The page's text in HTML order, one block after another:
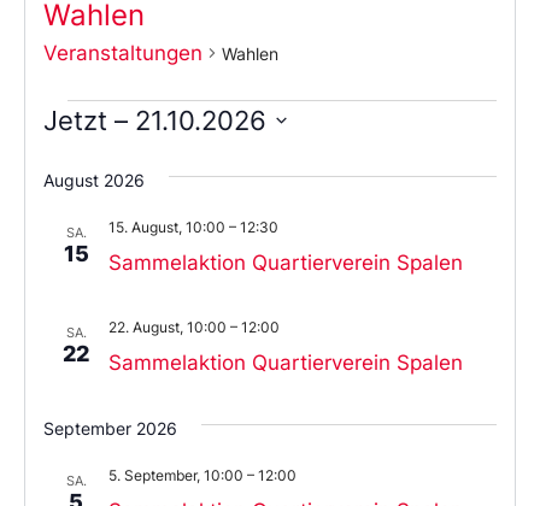
Wahlen
Veranstaltungen Wahlen
Jetzt – 21.10.2026
Sie
das
aus.
August 2026
SA.
15 Sammelaktion Quartierverein Spalen
15. August, 10:00 – 12:30
SA.
22 Sammelaktion Quartierverein Spalen
22. August, 10:00 – 12:00
September 2026
SA. 5. September, 10:00 – 12:00